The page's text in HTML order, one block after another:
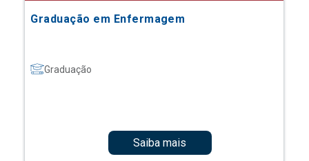
Graduação em Enfermagem
Graduação
Saiba mais